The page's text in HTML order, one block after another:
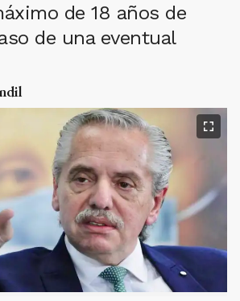
de 18 años de
de una eventual